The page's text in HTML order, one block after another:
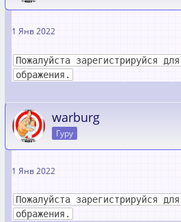
1 Янв 2022
Пожалуйста зарегистрируйся
ображения.
warburg
Гуру
1 Янв 2022
Пожалуйста зарегистрируйся
ображения.